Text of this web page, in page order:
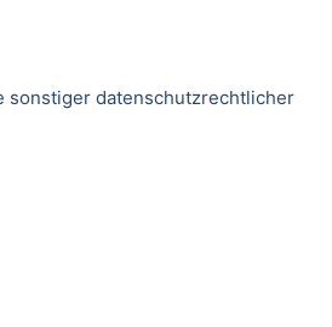
sonstiger datenschutzrechtlicher